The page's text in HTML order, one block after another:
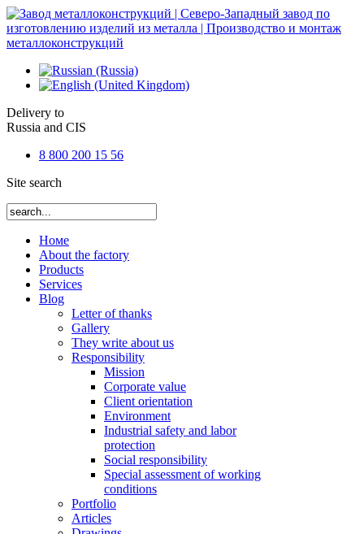
Delivery to
Russia and CIS
8 800 200 15 56
Site search
Номе
About the factory
Products
Services
Blog
Letter of thanks
Gallery
They write about us
Responsibility
Mission
Corporate value
Client orientation
Environment
Industrial safety and labor
protection
Social responsibility
Special assessment of working
conditions
Portfolio
Articles